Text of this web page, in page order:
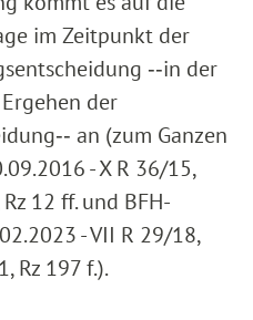
im Zeitpunkt der
‑‑in der
der
an (zum Ganzen
- X R 36/15,
12 ff. und BFH-
- VII R 29/18,
Rz 197 f.).